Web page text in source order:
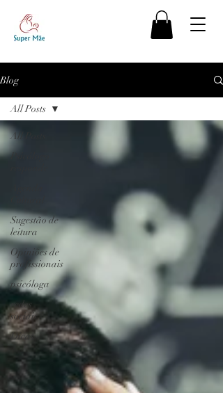
Blog
All Posts
Psicólogo
Sugestão de
leitura
Opiniões de
profissionais
psicóloga
redes
sociais
Dicas
All Posts